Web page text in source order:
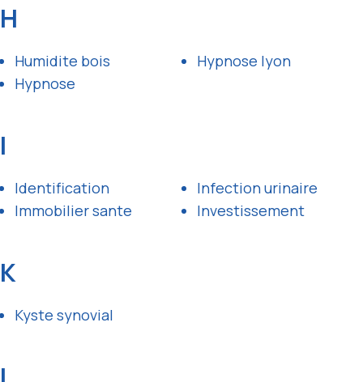
H
Humidite bois
Hypnose
Hypnose lyon
I
Identification
Immobilier sante
Infection urinaire
Investissement
K
Kyste synovial